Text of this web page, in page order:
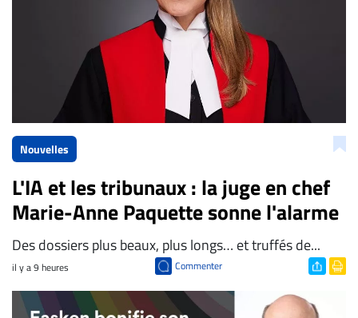
Nouvelles
L'IA et les tribunaux : la juge en chef
Marie-Anne Paquette sonne l'alarme
Des dossiers plus beaux, plus longs… et truffés de...
il y a 9 heures Commenter